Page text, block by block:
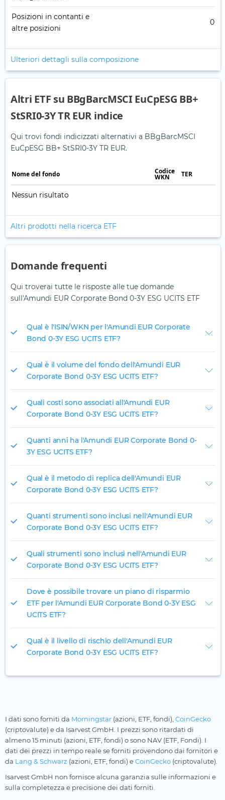
Posizioni in contanti e
altre posizioni
0
Ulteriori dettagli sulla composizione
Altri ETF su BBgBarcMSCI EuCpESG BB+
StSRI0-3Y TR EUR indice
Qui trovi fondi indicizzati alternativi a BBgBarcMSCI
EuCpESG BB+ StSRI0-3Y TR EUR.
Nome del fondo Codice
WKN TER
Nessun risultato
Altri prodotti nella ricerca ETF
Domande frequenti
Qui troverai tutte le risposte alle tue domande
sull'Amundi EUR Corporate Bond 0-3Y ESG UCITS ETF
Qual è l'ISIN/WKN per l'Amundi EUR Corporate
Bond 0-3Y ESG UCITS ETF?
Qual è il volume del fondo dell'Amundi EUR
Corporate Bond 0-3Y ESG UCITS ETF?
Quali costi sono associati all'Amundi EUR
Corporate Bond 0-3Y ESG UCITS ETF?
Quanti anni ha l'Amundi EUR Corporate Bond 0-
3Y ESG UCITS ETF?
Qual è il metodo di replica dell'Amundi EUR
Corporate Bond 0-3Y ESG UCITS ETF?
Quanti strumenti sono inclusi nell'Amundi EUR
Corporate Bond 0-3Y ESG UCITS ETF?
Quali strumenti sono inclusi nell'Amundi EUR
Corporate Bond 0-3Y ESG UCITS ETF?
Dove è possibile trovare un piano di risparmio
ETF per l'Amundi EUR Corporate Bond 0-3Y ESG
UCITS ETF?
Qual è il livello di rischio dell'Amundi EUR
Corporate Bond 0-3Y ESG UCITS ETF?
I dati sono forniti da Morningstar (azioni, ETF, fondi), CoinGecko
(criptovalute) e da Isarvest GmbH. I prezzi sono ritardati di
almeno 15 minuti (azioni, ETF, fondi) o sono NAV (ETF, Fondi). I
dati dei prezzi in tempo reale se forniti provendono dai fornitori e
da Lang & Schwarz (azioni, ETF, fondi) eCoinGecko (criptovalute).
Isarvest GmbH non fornisce alcuna garanzia sulle informazioni e
sulla completezza e precisione dei dati forniti.